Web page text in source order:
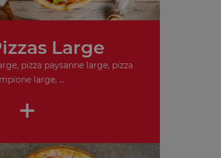
Large
pizza paysanne large, pizza
large, ...
+